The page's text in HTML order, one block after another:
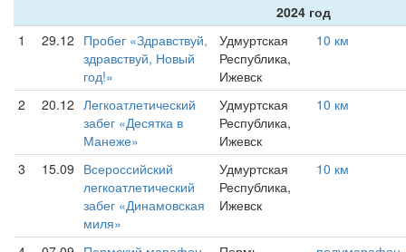
2024 год
1
29.12 Пробег «Здравствуй,
здравствуй, Новый
год!»
Удмуртская
Республика,
Ижевск
10 км
2 20.12 Легкоатлетический
забег «Десятка в
Манеже»
Удмуртская
Республика,
Ижевск
10 км
3 15.09 Всероссийский
легкоатлетический
забег «Динамовская
миля»
Удмуртская
Республика,
Ижевск
10 км